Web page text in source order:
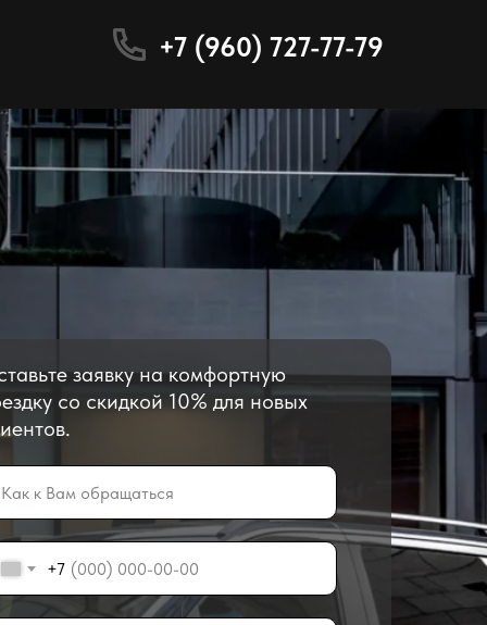
+7
заявку на комфортную
со скидкой 10% для новых
+7 (960) 727-77-79